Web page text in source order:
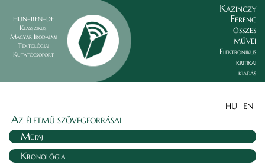
HUN–REN–DE
Klasszikus
Magyar Irodalmi
Textológiai
Kutatócsoport
Kazinczy
Ferenc
összes
művei
Elektronikus
kritikai
kiadás
HU EN
Az életmű szövegforrásai
Műfaj
Kronológia